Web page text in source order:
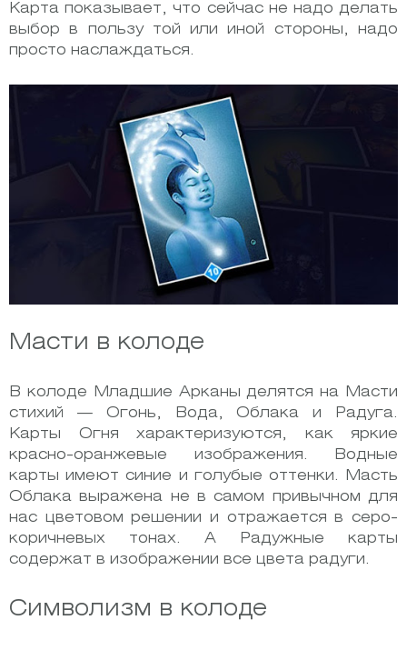
Карта показывает, что сейчас не надо делать
выбор в пользу той или иной стороны, надо
просто наслаждаться.
Масти в колоде
В колоде Младшие Арканы делятся на Масти
стихий — Огонь, Вода, Облака и Радуга.
Карты Огня характеризуются, как яркие
красно-оранжевые изображения. Водные
карты имеют синие и голубые оттенки. Масть
Облака выражена не в самом привычном для
нас цветовом решении и отражается в серо-
коричневых тонах. А Радужные карты
содержат в изображении все цвета радуги.
Символизм в колоде